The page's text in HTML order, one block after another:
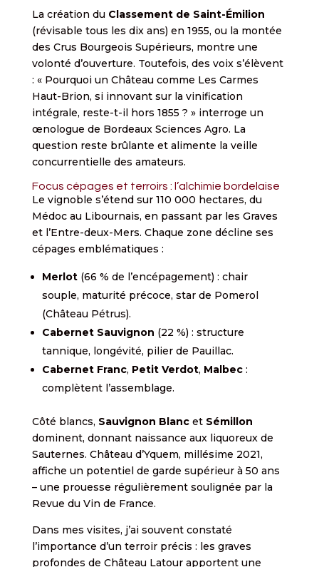
La création du Classement de Saint-Émilion
(révisable tous les dix ans) en 1955, ou la montée
des Crus Bourgeois Supérieurs, montre une
volonté d’ouverture. Toutefois, des voix s’élèvent
: « Pourquoi un Château comme Les Carmes
Haut-Brion, si innovant sur la vinification
intégrale, reste-t-il hors 1855 ? » interroge un
œnologue de Bordeaux Sciences Agro. La
question reste brûlante et alimente la veille
concurrentielle des amateurs.
Focus cépages et terroirs : l’alchimie bordelaise
Le vignoble s’étend sur 110 000 hectares, du
Médoc au Libournais, en passant par les Graves
et l’Entre-deux-Mers. Chaque zone décline ses
cépages emblématiques :
Merlot(66 % de l’encépagement) : chair
souple, maturité précoce, star de Pomerol
(Château Pétrus).
Cabernet Sauvignon (22 %) : structure
tannique, longévité, pilier de Pauillac.
Cabernet Franc, Petit Verdot, Malbec:
complètent l’assemblage.
Côté blancs, Sauvignon Blancet Sémillon
dominent, donnant naissance aux liquoreux de
Sauternes. Château d’Yquem, millésime 2021,
affiche un potentiel de garde supérieur à 50 ans
– une prouesse régulièrement soulignée par la
Revue du Vin de France.
Dans mes visites, j’ai souvent constaté
l’importance d’un terroir précis : les graves
profondes de Château Latour apportent une